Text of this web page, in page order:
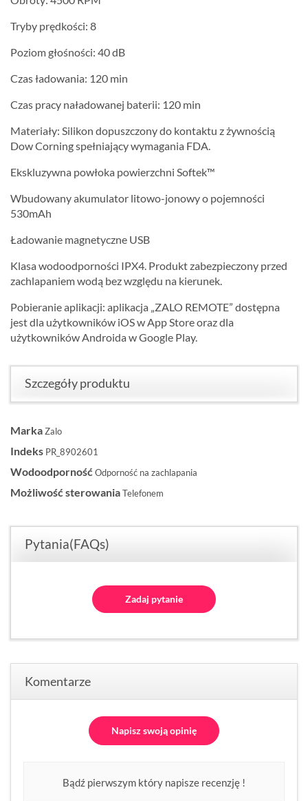
Tryby prędkości: 8
Poziom głośności: 40 dB
Czas ładowania: 120 min
Czas pracy naładowanej baterii: 120 min
Materiały: Silikon dopuszczony do kontaktu z żywnością
Dow Corning spełniający wymagania FDA.
Ekskluzywna powłoka powierzchni Softek™
Wbudowany akumulator litowo-jonowy o pojemności
530mAh
Ładowanie magnetyczne USB
Klasa wodoodporności IPX4. Produkt zabezpieczony przed
zachlapaniem wodą bez względu na kierunek.
Pobieranie aplikacji: aplikacja „ZALO REMOTE” dostępna
jest dla użytkowników iOS w App Store oraz dla
użytkowników Androida w Google Play.
Szczegóły produktu
MarkaZalo
Indeks PR_8902601
WodoodpornośćOdporność na zachlapania
Możliwość sterowaniaTelefonem
Pytania(FAQs)
Zadaj pytanie
Komentarze
Napisz swoją opinię
Bądź pierwszym który napisze recenzję !